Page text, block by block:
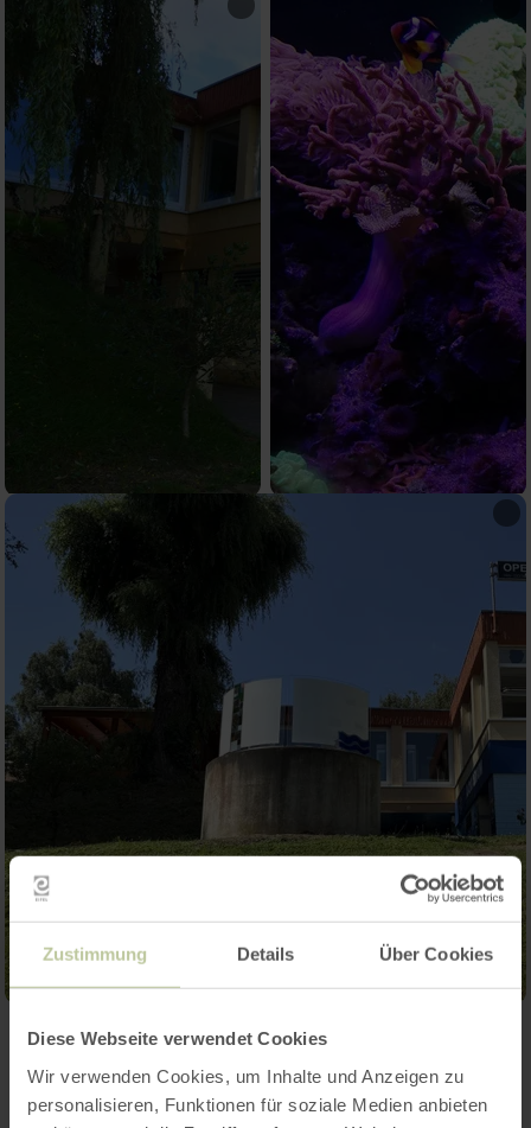
Zustimmung Details Über Cookies
Diese Webseite verwendet Cookies
Wir verwenden Cookies, um Inhalte und Anzeigen zu
personalisieren, Funktionen für soziale Medien anbieten
Contact